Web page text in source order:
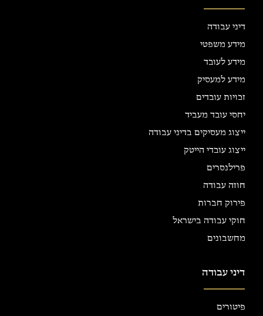
דיני עבודה
מידע משפטי
מידע לעובד
מידע למעסיק
זכויות עובדים
יחסי עובד מעביד
ייצוג מעסיקים בדיני עבודה
ייצוג עובדי הייטק
פרילנסרים
חוזה עבודה
פירוק חברות
חוקי עבודה בישראל
מחשבונים
דיני עבודה
פיטורים